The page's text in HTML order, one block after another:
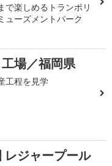
で楽しめるトランポリ
ューズメントパーク
場／福岡県
工程を見学
レジャープール